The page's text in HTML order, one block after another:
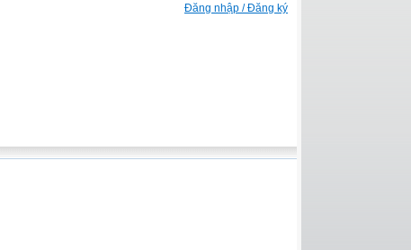
Đăng nhập / Đăng ký